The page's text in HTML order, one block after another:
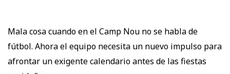
Mala cosa cuando en el Camp Nou no se habla de
fútbol. Ahora el equipo necesita un nuevo impulso para
afrontar un exigente calendario antes de las fiestas